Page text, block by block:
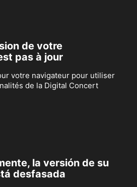
de votre
pas à jour
votre navigateur pour utiliser
de la Digital Concert
la versión de su
desfasada